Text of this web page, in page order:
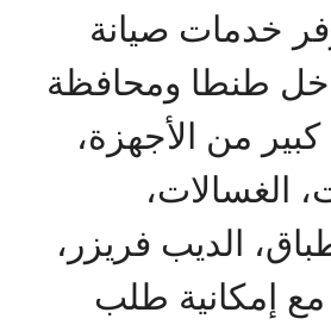
خدمات صيانة
طنطا ومحافظة
كبير من الأجهزة،
الغسالات،
الديب فريزر،
مع إمكانية طلب